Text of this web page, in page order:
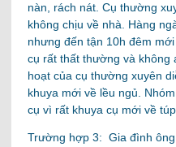
nàn, rách nát. Cụ thường
không chịu về nhà. Hàng
nhưng đến tận 10h đêm
cụ rất thất thường và không
hoạt của cụ thường xuyên
khuya mới về lều ngủ.
cụ vì rất khuya cụ mới về
Trường hợp 3: Gia đình